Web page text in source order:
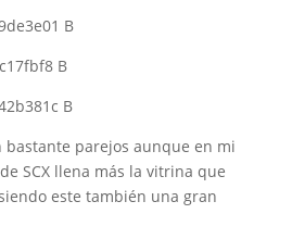
bastante parejos aunque en mi
SCX llena más la vitrina que
este también una gran